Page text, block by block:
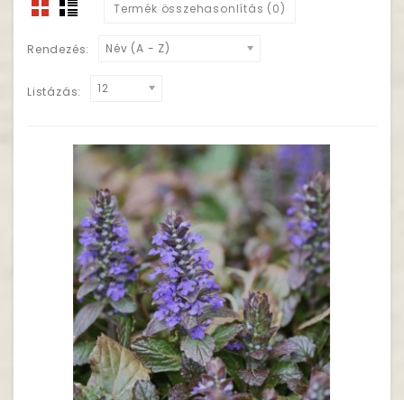
Termék összehasonlítás (0)
Rendezés: Név (A - Z)
Listázás: 12